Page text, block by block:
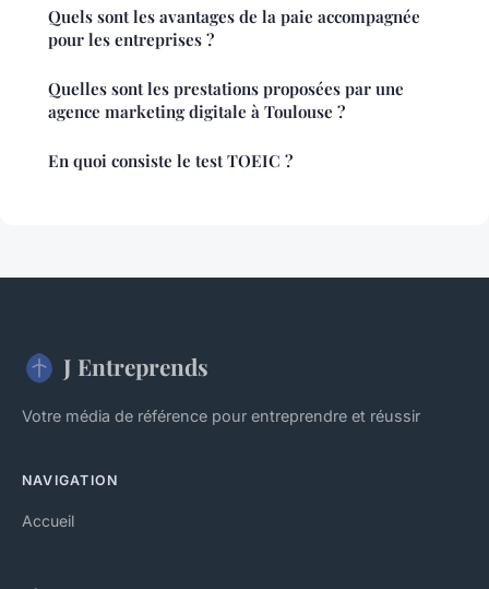
Quels sont les avantages de la paie accompagnée
pour les entreprises ?
Quelles sont les prestations proposées par une
agence marketing digitale à Toulouse ?
En quoi consiste le test TOEIC ?
J Entreprends
Votre média de référence pour entreprendre et réussir
NAVIGATION
Accueil